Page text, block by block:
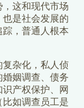
这和现代市场
是社会发展的
，普通人根本
复杂化，私人侦
姻调查、债务
产权保护、网
如调查员工是